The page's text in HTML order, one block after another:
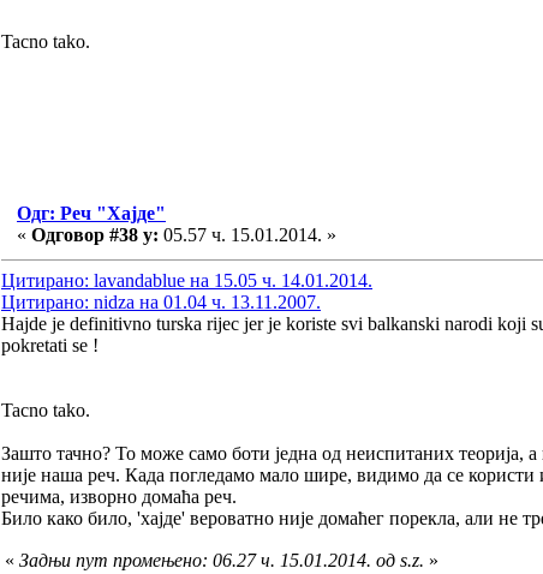
Tacno tako.
Одг: Реч "Хајде"
« Одговор #38 у: 05.57 ч. 15.01.2014. »
Цитирано: lavandablue на 15.05 ч. 14.01.2014.
Цитирано: nidza на 01.04 ч. 13.11.2007.
Hajde je definitivno turska rijec jer je koriste svi balkanski narodi koji
pokretati se !
Tacno tako.
Зашто тачно? То може само боти једна од неиспитаних теорија,
није наша реч. Када погледамо мало шире, видимо да се користи
речима, изворно домаћа реч.
Било како било, 'хајде' вероватно није домаћег порекла, али не
« Задњи пут промењено: 06.27 ч. 15.01.2014. од s.z. »